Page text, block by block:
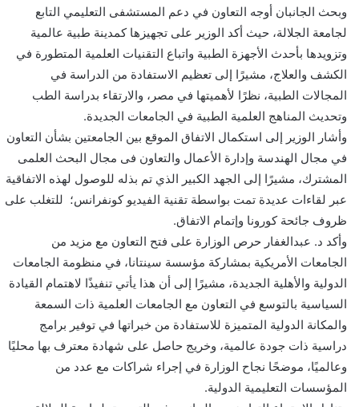
وبحث الجانبان أوجه التعاون في دعم المستشفى التعليمي التابع
لجامعة الجلالة، حيث أكد الوزير على تجهيزها كمدينة طبية عالمية
وتزويدها بأحدث الأجهزة الطبية واتباع التقنيات العلمية المتطورة في
الكشف والعلاج، مشيرًا إلى تعظيم الاستفادة من الدراسة في
المجالات الطبية، نظرًا لأهميتها في مصر، والارتقاء بدراسة الطب
وتحديث المناهج العلمية الطبية في الجامعات الجديدة.
وأشار الوزير إلى استكمال الاتفاق الموقع بين الجامعتين بشأن التعاون
في مجال الهندسة وإدارة الأعمال والتعاون فى مجال البحث العلمى
المشترك، مشيرًا إلى الجهد الكبير الذي تم بذله للوصول لهذه الاتفاقية
عبر لقاءات عديدة تمت بواسطة تقنية الفيديو كونفرانس؛ للتغلب على
ظروف جائحة كورونا وإتمام الاتفاق.
وأكد د. عبدالغفار حرص الوزارة على فتح التعاون مع مزيد من
الجامعات الأمريكية بمشاركة مؤسسة سينتانا، في منظومة الجامعات
الدولية والأهلية الجديدة، مشيرًا إلى أن هذا يأتي تنفيذًا لاهتمام القيادة
السياسية بالتوسع في التعاون مع الجامعات العلمية ذات السمعة
والمكانة الدولية المتميزة للاستفادة من خبراتها في توفير برامج
دراسية ذات جودة عالمية، وخريج حاصل على شهادة معترف بها محليًا
وعالميًا، موضحًا نجاح الوزارة في إجراء شراكات مع عدد من
المؤسسات التعليمية الدولية.